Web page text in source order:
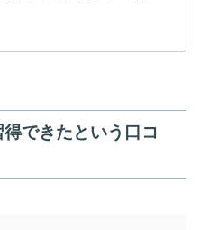
できたという口コ